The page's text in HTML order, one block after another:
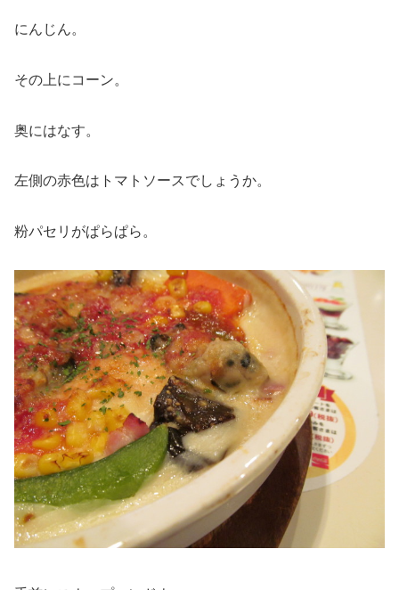
にんじん。
その上にコーン。
奥にはなす。
左側の赤色はトマトソースでしょうか。
粉パセリがぱらぱら。